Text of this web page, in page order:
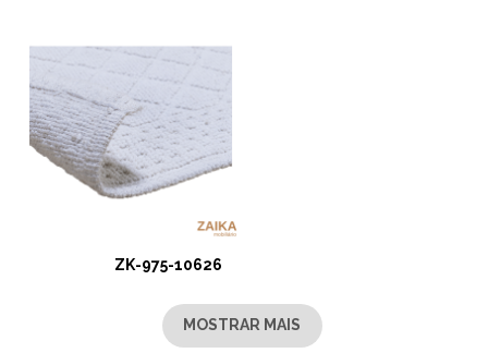
ZK-975-10626
MOSTRAR MAIS